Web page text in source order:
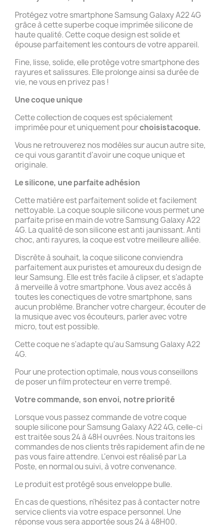
Protégez votre smartphone Samsung Galaxy A22 4G
grâce à cette superbe coque imprimée silicone de
haute qualité. Cette coque design est solide et
épouse parfaitement les contours de votre appareil.
Fine, lisse, solide, elle protège votre smartphone des
rayures et salissures. Elle prolonge ainsi sa durée de
vie, ne vous en privez pas !
Une coque unique
Cette collection de coques est spécialement
imprimée pour et uniquement pourchoisistacoque.
Vous ne retrouverez nos modèles sur aucun autre site,
ce qui vous garantit d'avoir une coque unique et
originale.
Le silicone, une parfaite adhésion
Cette matière est parfaitement solide et facilement
nettoyable. La coque souple silicone vous permet une
parfaite prise en main de votre Samsung Galaxy A22
4G. La qualité de son silicone est anti jaunissant. Anti
choc, anti rayures, la coque est votre meilleure alliée.
Discrète à souhait, la coque silicone conviendra
parfaitement aux puristes et amoureux du design de
leur Samsung. Elle est très facile à clipser, et s'adapte
à merveille à votre smartphone. Vous avez accès à
toutes les conectiques de votre smartphone, sans
aucun problème. Brancher votre chargeur, écouter de
la musique avec vos écouteurs, parler avec votre
micro, tout est possible.
Cette coque ne s'adapte qu'au Samsung Galaxy A22
4G.
Pour une protection optimale, nous vous conseillons
de poser un film protecteur en verre trempé.
Votre commande, son envoi, notre priorité
Lorsque vous passez commande de votre coque
souple silicone pour Samsung Galaxy A22 4G, celle-ci
est traitée sous 24 à 48H ouvrées. Nous traitons les
commandes de nos clients très rapidement afin de ne
pas vous faire attendre. L'envoi est réalisé par La
Poste, en normal ou suivi, à votre convenance.
Le produit est protégé sous enveloppe bulle.
En cas de questions, n'hésitez pas à contacter notre
service clients via votre espace personnel. Une
réponse vous sera apportée sous 24 à 48H00.